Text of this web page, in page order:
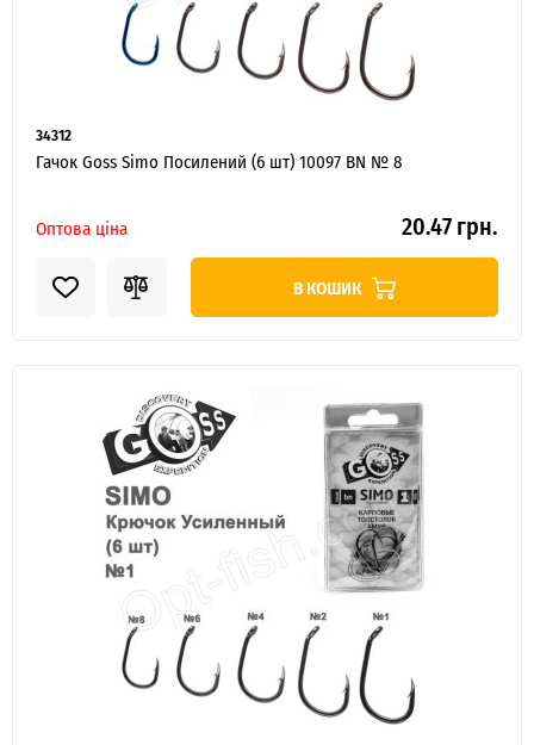
34312
Гачок Goss Simo Посилений (6 шт) 10097 BN № 8
Оптова ціна 20.47 грн.
В КОШИК
ІНТЕРНЕТ-МАГАЗИН
Роздрібні замовлення не розглядаються!
Я ОПТОВИЙ ПОКУПЕЦЬ